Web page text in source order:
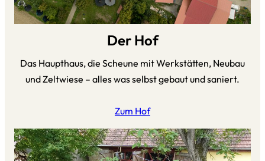
Der Hof
Das Haupthaus, die Scheune mit Werkstätten, Neubau
und Zeltwiese – alles was selbst gebaut und saniert.
Zum Hof